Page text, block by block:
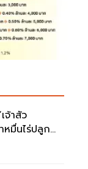
จ้าสัว
หมื่นไร่ปลูก